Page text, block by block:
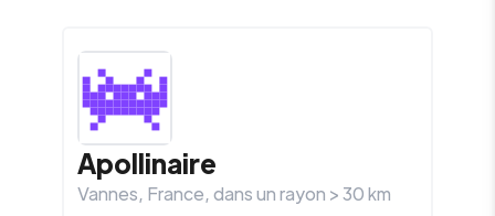
Apollinaire
Vannes, France, dans un rayon >30km